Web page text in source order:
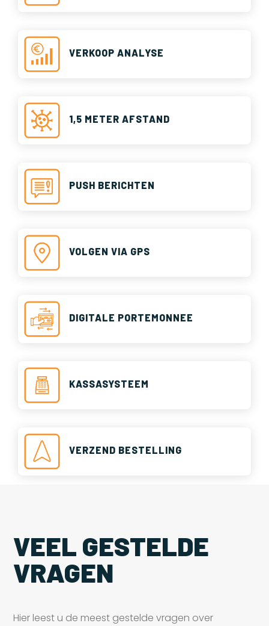
VERKOOP ANALYSE
1,5 METER AFSTAND
PUSH BERICHTEN
VOLGEN VIA GPS
DIGITALE PORTEMONNEE
KASSASYSTEEM
VERZEND BESTELLING
VEEL GESTELDE
VRAGEN
Hier leest u de meest gestelde vragen over